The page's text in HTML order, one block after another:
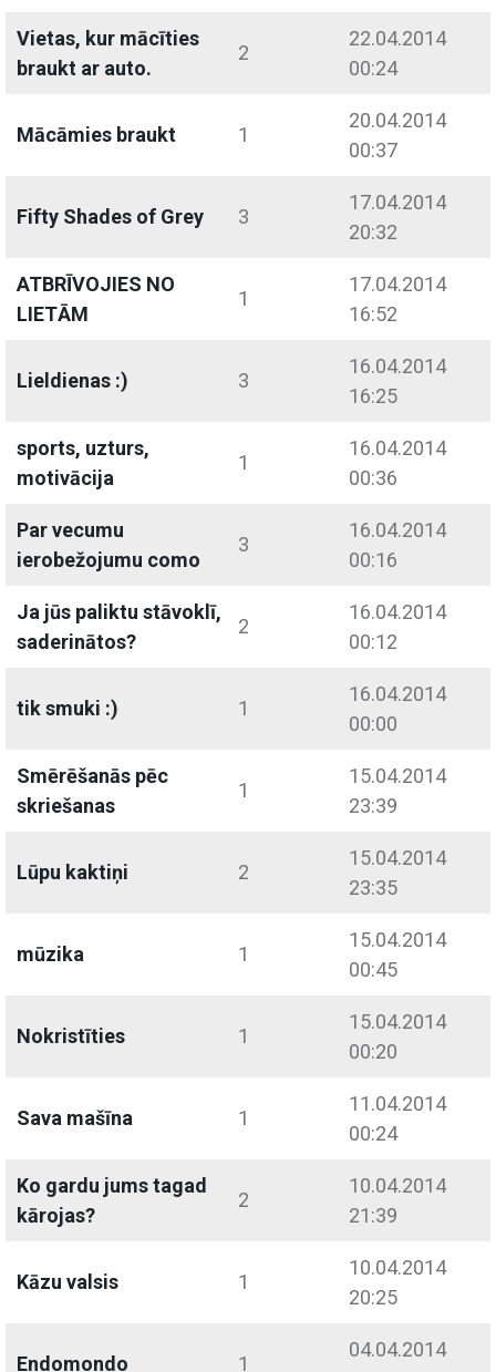
Vietas, kur mācīties
braukt ar auto.
2
22.04.2014
00:24
Mācāmies braukt 1
20.04.2014
00:37
Fifty Shades of Grey 3
17.04.2014
20:32
ATBRĪVOJIES NO
LIETĀM
1
17.04.2014
16:52
Lieldienas :) 3
16.04.2014
16:25
sports, uzturs,
motivācija
1
16.04.2014
00:36
Par vecumu
ierobežojumu como
3
16.04.2014
00:16
Ja jūs paliktu stāvoklī,
saderinātos?
2
16.04.2014
00:12
tik smuki :) 1
16.04.2014
00:00
Smērēšanās pēc
skriešanas
1
15.04.2014
23:39
Lūpu kaktiņi 2
15.04.2014
23:35
mūzika 1
15.04.2014
00:45
Nokristīties 1
15.04.2014
00:20
Sava mašīna 1
11.04.2014
00:24
Ko gardu jums tagad
kārojas?
2
10.04.2014
21:39
Kāzu valsis 1
10.04.2014
20:25
Endomondo 1
04.04.2014